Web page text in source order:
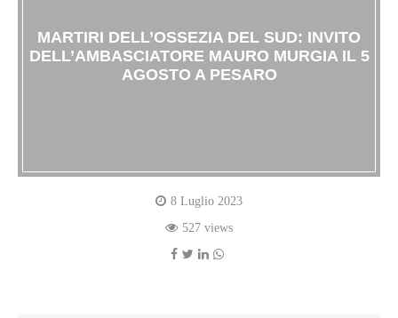
MARTIRI DELL’OSSEZIA DEL SUD: INVITO
DELL’AMBASCIATORE MAURO MURGIA IL 5
AGOSTO A PESARO
8 Luglio 2023
527 views